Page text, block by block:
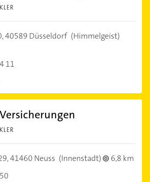
40589 Düsseldorf (Himmelgeist)
11
41460 Neuss (Innenstadt)
6,8 km